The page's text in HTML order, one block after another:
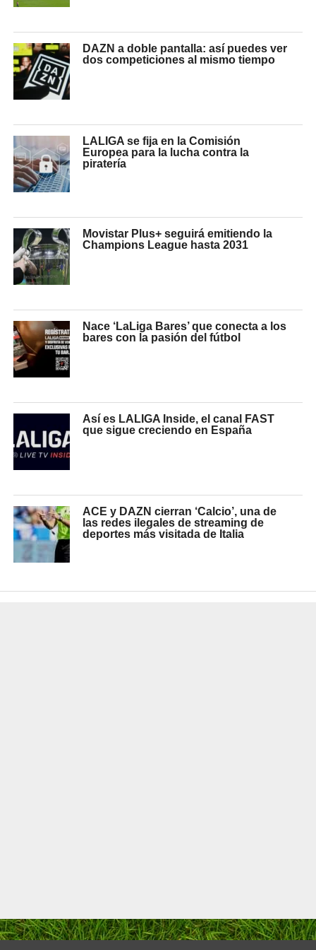
DAZN a doble pantalla: así puedes ver
dos competiciones al mismo tiempo
LALIGA se fija en la Comisión
Europea para la lucha contra la
piratería
Movistar Plus+ seguirá emitiendo la
Champions League hasta 2031
Nace ‘LaLiga Bares’ que conecta a los
bares con la pasión del fútbol
Así es LALIGA Inside, el canal FAST
que sigue creciendo en España
ACE y DAZN cierran ‘Calcio’, una de
las redes ilegales de streaming de
deportes más visitada de Italia